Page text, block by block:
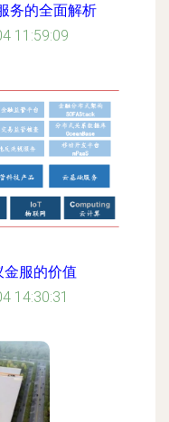
务的全面解析
11:59:09
金服的价值
14:30:31